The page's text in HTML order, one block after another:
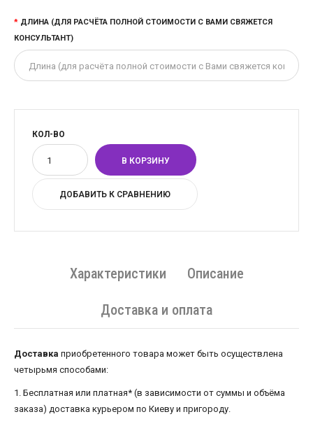
ДЛИНА (ДЛЯ РАСЧЁТА ПОЛНОЙ СТОИМОСТИ С ВАМИ СВЯЖЕТСЯ
КОНСУЛЬТАНТ)
КОЛ-ВО
ДОБАВИТЬ К СРАВНЕНИЮ
Характеристики Описание
Доставка и оплата
Доставка приобретенного товара может быть осуществлена ​​
четырьмя способами:
1. Бесплатная или платная* (в зависимости от суммы и объёма
заказа) доставка курьером по Киеву и пригороду.